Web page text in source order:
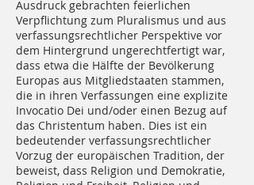
Ausdruck gebrachten feierlichen
Verpflichtung zum Pluralismus und aus
verfassungsrechtlicher Perspektive vor
dem Hintergrund ungerechtfertigt war,
dass etwa die Hälfte der Bevölkerung
Europas aus Mitgliedstaaten stammen,
die in ihren Verfassungen eine explizite
Invocatio Dei und/oder einen Bezug auf
das Christentum haben. Dies ist ein
bedeutender verfassungsrechtlicher
Vorzug der europäischen Tradition, der
beweist, dass Religion und Demokratie,